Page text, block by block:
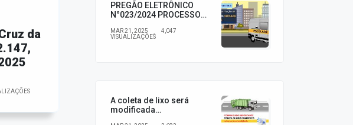
da
PREGÃO ELETRÔNICO
N°023/2024 PROCESSO
MAR 21, 2025
4,047
VISUALIZAÇÕES
A coleta de lixo será
modificada